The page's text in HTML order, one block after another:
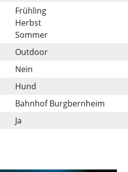
Frühling
Herbst
Sommer
Outdoor
Nein
Hund
Bahnhof Burgbernheim
Ja